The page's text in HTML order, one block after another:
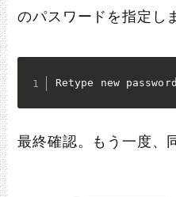
のパスワードを指定し
Retype new
最終確認。もう一度、